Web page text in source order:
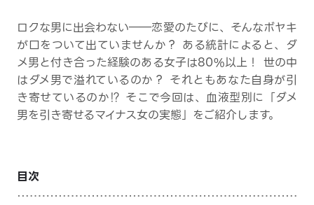
えもじの子（占）12星座占い
占い記事
お知らせ
ロクな男に出会わない――恋愛のたびに、そんなボヤキ
が口をついて出ていませんか？ ある統計によると、ダ
メ男と付き合った経験のある女子は80%以上！ 世の中
はダメ男で溢れているのか？ それともあなた自身が引
き寄せているのか⁉ そこで今回は、血液型別に「ダメ
男を引き寄せるマイナス女の実態」をご紹介します。
目次